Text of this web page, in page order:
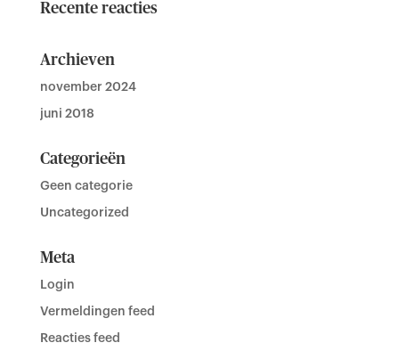
Recente reacties
Archieven
november 2024
juni 2018
Categorieën
Geen categorie
Uncategorized
Meta
Login
Vermeldingen feed
Reacties feed